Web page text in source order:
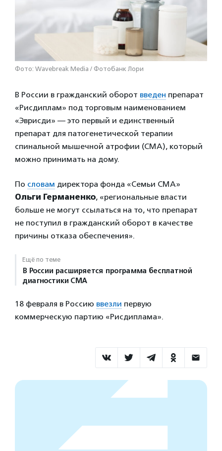
Фото: Wavebreak Media / Фотобанк Лори
В России в гражданский оборот введен препарат
«Рисдиплам» под торговым наименованием
«Эврисди» — это первый и единственный
препарат для патогенетической терапии
спинальной мышечной атрофии (СМА), который
можно принимать на дому.
По словам директора фонда «Семьи СМА»
Ольги Германенко, «региональные власти
больше не могут ссылаться на то, что препарат
не поступил в гражданский оборот в качестве
причины отказа обеспечения».
Ещё по теме
В России расширяется программа бесплатной
диагностики СМА
18 февраля в Россию ввезли первую
коммерческую партию «Рисдиплама».